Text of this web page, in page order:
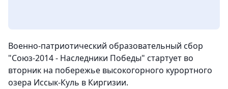
Военно-патриотический образовательный сбор
"Союз-2014 - Наследники Победы" стартует во
вторник на побережье высокогорного курортного
озера Иссык-Куль в Киргизии.